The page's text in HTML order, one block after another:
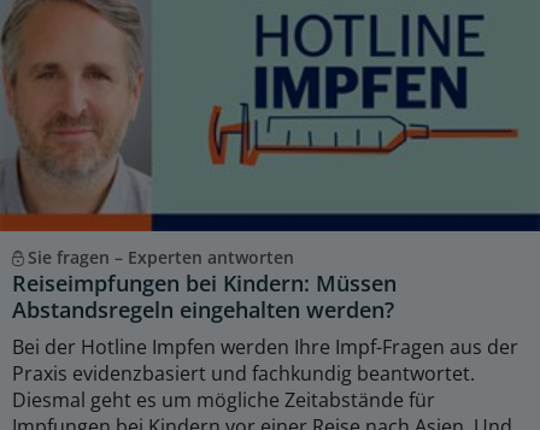
Sie fragen – Experten antworten
Reiseimpfungen bei Kindern: Müssen
Abstandsregeln eingehalten werden?
Bei der Hotline Impfen werden Ihre Impf-Fragen aus der
Praxis evidenzbasiert und fachkundig beantwortet.
Diesmal geht es um mögliche Zeitabstände für